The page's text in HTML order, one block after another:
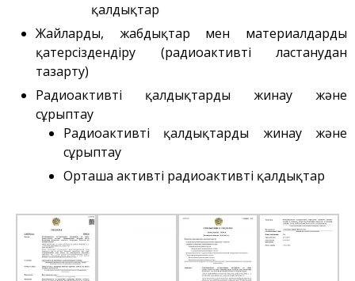
Зерттеу реакторларын
конверсиялау
Жаңалықтар
Жарияланымдармен
Хабарландырулар
Антитеррор
Фотоальбом
Қызметтер
қалдықтар
Жайларды, жабдықтар мен материалдарды
қатерсіздендіру (радиоактивті ластанудан
тазарту)
Радиоактивті қалдықтарды жинау және
сұрыптау
Радиоактивті қалдықтарды жинау және
сұрыптау
Орташа активті радиоактивті қалдықтар